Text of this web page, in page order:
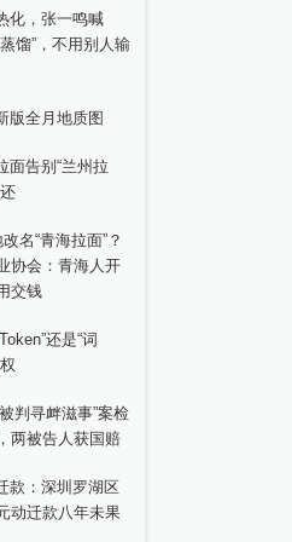
化，张一鸣喊
馏”，不用别人输
版全月地质图
面告别“兰州拉
名“青海拉面”？
协会：青海人开
交钱
还是“词
判寻衅滋事”案检
两被告人获国赔
款：深圳罗湖区
动迁款八年未果